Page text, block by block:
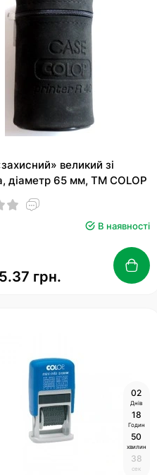
великий зі
діаметр 65 мм, ТМ COLOP
В наявності
грн.
02
Днів
18
Годин
50
хвилин
37
сек